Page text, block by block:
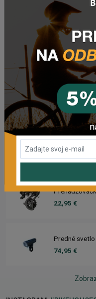
89,95 €
Rebuild kit
39,95 €
Náhradný
2,95 €
Prehadzovačka
SPEED BEZ HÁKU
18,95 €
22,95 €
Predné svetlo
74,95 €